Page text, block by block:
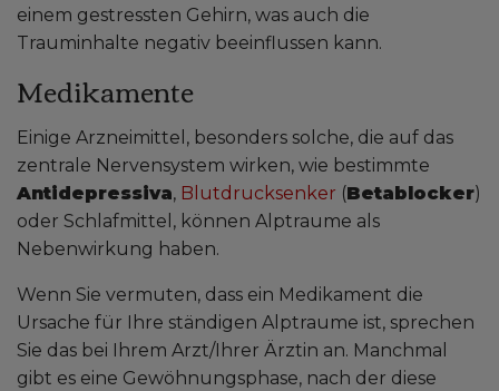
einem gestressten Gehirn, was auch die
Trauminhalte negativ beeinflussen kann.
Medikamente
Einige Arzneimittel, besonders solche, die auf das
zentrale Nervensystem wirken, wie bestimmte
Antidepressiva, Blutdrucksenker (Betablocker)
oder Schlafmittel, können Alptraume als
Nebenwirkung haben.
Wenn Sie vermuten, dass ein Medikament die
Ursache für Ihre ständigen Alptraume ist, sprechen
Sie das bei Ihrem Arzt/Ihrer Ärztin an. Manchmal
gibt es eine Gewöhnungsphase, nach der diese